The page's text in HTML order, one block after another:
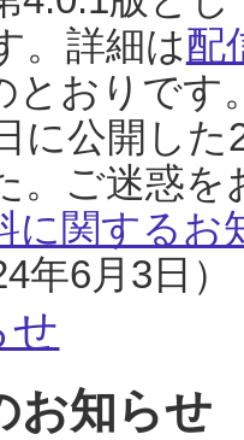
。詳細は配
とおりです
に公開し
。ご迷惑
に関するお
年6月3日）
せ
お知らせ